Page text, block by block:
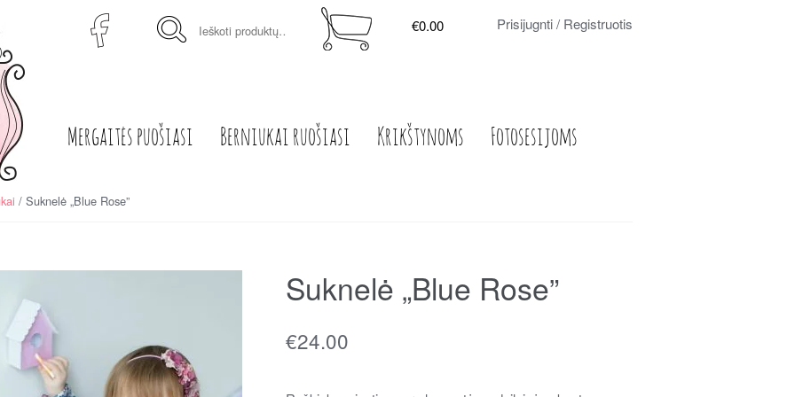
Prisijugnti / Registruotis
€0.00
Mergaitės puošiasi Berniukai ruošiasi Krikštynoms Fotosesijoms
/ Suknelė „Blue Rose”
Suknelė „Blue Rose”
€24.00